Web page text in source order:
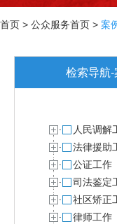
首页 > 公众服务首页 > 案
检索导航-
人民调解
法律援助
公证工作
司法鉴定
社区矫正
律师工作